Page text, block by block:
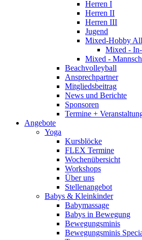
Herren I
Herren II
Herren III
Jugend
Mixed-Hobby
Mixed -
Mixed -
Beachvolleyball
Ansprechpartner
Mitgliedsbeitrag
News und Berichte
Sponsoren
Termine +
Angebote
Yoga
Kursblöcke
FLEX Termine
Wochenübersicht
Workshops
Über uns
Stellenangebot
Babys & Kleinkinder
Babymassage
Babys in Bewegung
Bewegungsminis
Bewegungsminis